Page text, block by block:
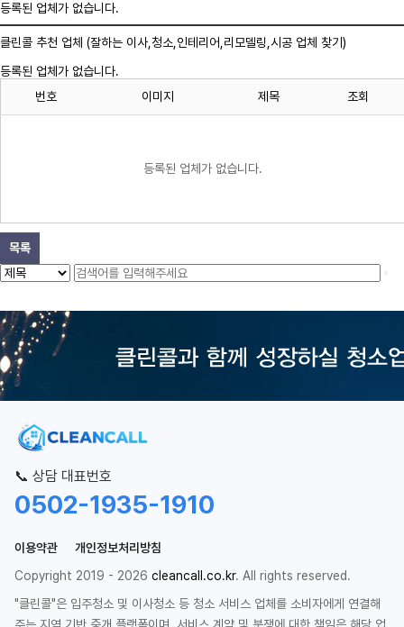
등록된 업체가 없습니다.
클린콜 추천 업체 (잘하는 이사, 청소 ,인테리어,리모델링,시공 업체 찾기)
등록된 업체가 없습니다.
번호
이미지 제목 조회
등록된 업체가 없습니다.
목록
📞 상담 대표번호
0502-1935-1910
이용약관
개인정보처리방침
Copyright 2019 - 2026 cleancall.co.kr. All rights reserved.
"클린콜"은 입주청소 및 이사청소 등 청소 서비스 업체를 소비자에게 연결해
주는 지역 기반 중개 플랫폼이며, 서비스 계약 및 분쟁에 대한 책임은 해당 업